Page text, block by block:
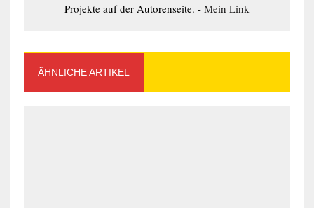
Projekte auf der Autorenseite. - Mein Link
ÄHNLICHE ARTIKEL